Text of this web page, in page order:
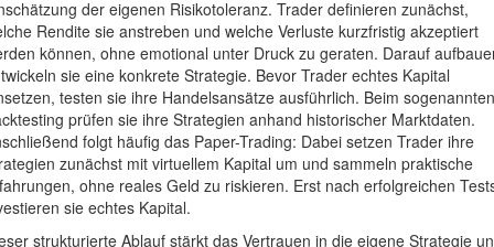
der eigenen Risikotoleranz. Trader definieren zunächst,
Rendite sie anstreben und welche Verluste kurzfristig akzeptiert
können, ohne emotional unter Druck zu geraten. Darauf
sie eine konkrete Strategie. Bevor Trader echtes Kapital
testen sie ihre Handelsansätze ausführlich. Beim sogenannten
prüfen sie ihre Strategien anhand historischer Marktdaten.
folgt häufig das Paper-Trading: Dabei setzen Trader ihre
zunächst mit virtuellem Kapital um und sammeln praktische
ohne reales Geld zu riskieren. Erst nach erfolgreichen
sie echtes Kapital.
strukturierte Ablauf stärkt das Vertrauen in die eigene Strategie